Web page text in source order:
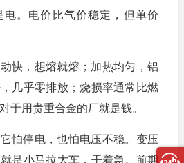
电。电价比气价稳定，但单价
快，想熔就熔；加热均匀，铝
几乎零排放；烧损率通常比燃
于用贵重合金的厂就是钱。
怕停电，也怕电压不稳。变压
是小马拉大车，干着急。前期